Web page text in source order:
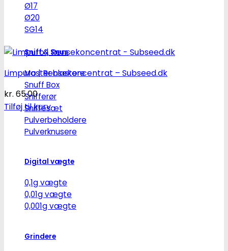
Ø17
Ø20
SG14
Sniff & Snus
Master blastere
Snuff Box
Snifferør
Sniffesæt
Pulverbeholdere
Pulverknusere
Digital vægte
0,1g vægte
0,01g vægte
0,001g vægte
Grindere
Limpuro | Rensekoncentrat – Subseed.dk
kr. 65.00
Tilføj til kurv